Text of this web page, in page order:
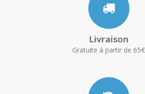
Livraison
Gratuite à partir de 65€